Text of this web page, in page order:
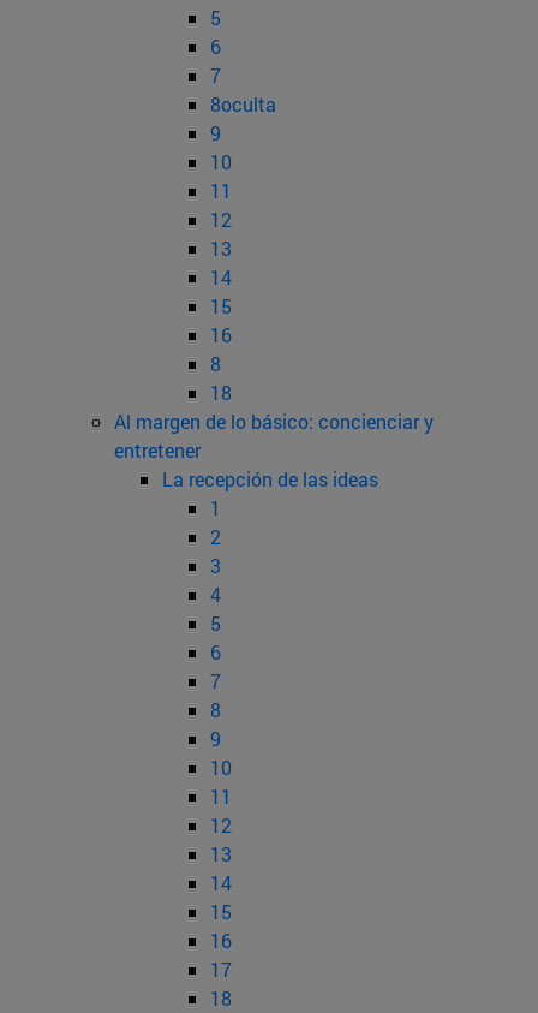
5
6
7
8oculta
9
10
11
12
13
14
15
16
8
18
Al margen de lo básico: concienciar y
entretener
La recepción de las ideas
1
2
3
4
5
6
7
8
9
10
11
12
13
14
15
16
17
18